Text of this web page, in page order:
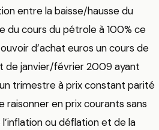
entre la baisse/hausse du
du cours du pétrole à 100% ce
d’achat euros un cours de
de janvier/février 2009 ayant
trimestre à prix constant parité
raisonner en prix courants sans
ou déflation et de la